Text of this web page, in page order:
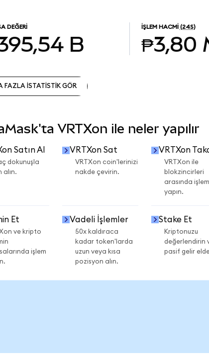
DEĞERI
B
İŞLEM HACMI (24S)
₱3,80
FAZLA İSTATİSTİK GÖR
VRTXon ile neler yapılır
Satın Al
dokunuşla
alın.
VRTXon Sat
VRTXon coin'lerinizi
nakde çevirin.
VRTXon
VRTXon ile
blokzincirleri
arasında işlem
yapın.
Et
ve kripto
işlem
Vadeli İşlemler
50x kaldıraca
kadar token'larda
uzun veya kısa
pozisyon alın.
Stake Et
Kriptonuzu
değerlendirin
pasif gelir